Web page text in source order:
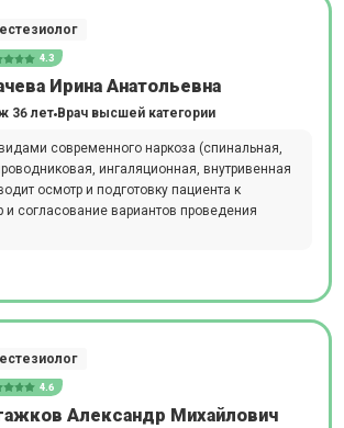
4.3
Ирина Анатольевна
36 лет Врач высшей категории
современного наркоза (спинальная,
ингаляционная, внутривенная
осмотр и подготовку пациента к
и согласование вариантов проведения
4.6
Александр Михайлович